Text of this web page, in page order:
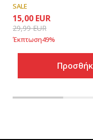
SALE
15,00 EUR
29,99EUR
Έκπτωση49%